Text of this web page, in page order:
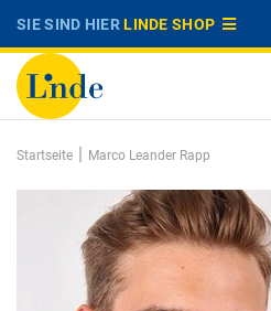
SIE SIND HIERLINDE SHOP
Startseite | Marco Leander Rapp